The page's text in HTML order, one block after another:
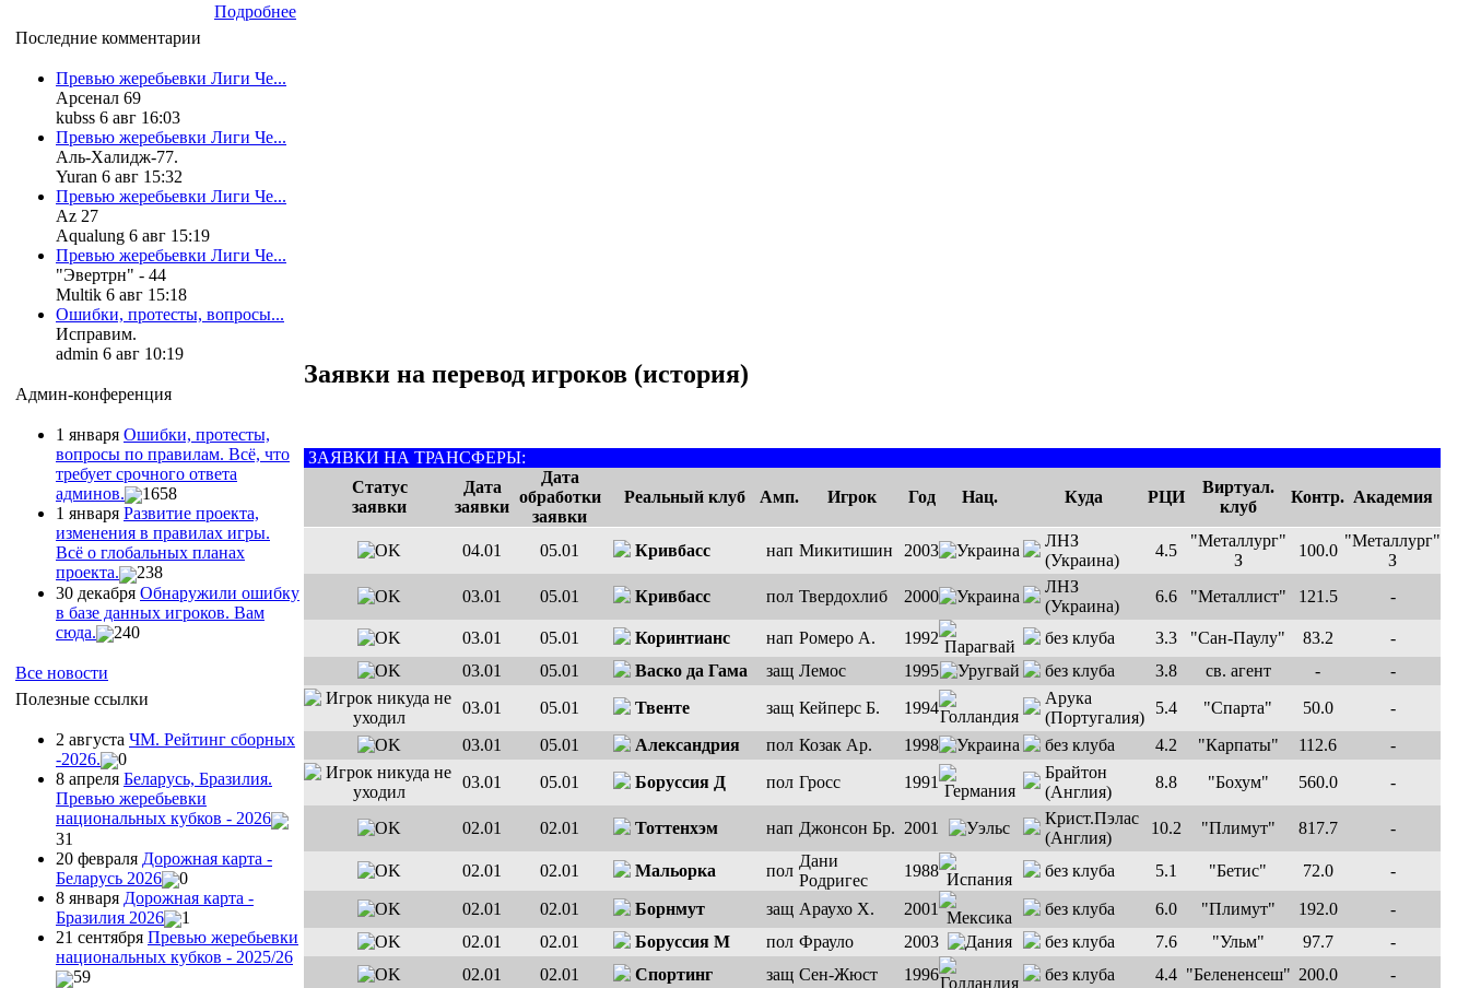
Подробнее
Последние комментарии
Превью жеребьевки Лиги Че...
Арсенал 69
kubss 6 авг 16:03
Превью жеребьевки Лиги Че...
Аль-Халидж-77.
Yuran 6 авг 15:32
Превью жеребьевки Лиги Че...
Az 27
Aqualung 6 авг 15:19
Превью жеребьевки Лиги Че...
"Эвертрн" - 44
Multik 6 авг 15:18
Ошибки, протесты, вопросы...
Исправим.
admin 6 авг 10:19
Админ-конференция
1 января Ошибки, протесты,
вопросы по правилам. Всё, что
требует срочного ответа
админов.
1658
1 января Развитие проекта,
изменения в правилах игры.
Всё о глобальных планах
проекта.
238
30 декабря Обнаружили ошибку
в базе данных игроков. Вам
сюда.
240
Все новости
Полезные ссылки
2 августа ЧМ. Рейтинг сборных
-2026.
0
8 апреля Беларусь, Бразилия.
Превью жеребьевки
национальных кубков - 2026
31
20 февраля Дорожная карта -
Беларусь 2026
0
8 января Дорожная карта -
Бразилия 2026
1
21 сентября Превью жеребьевки
национальных кубков - 2025/26
59
Заявки на перевод игроков (история)
ЗАЯВКИ НА ТРАНСФЕРЫ:
Статус
заявки
Дата
заявки
Дата
обработки
заявки
Реальный клуб Амп. Игрок Год Нац. Куда РЦИ
Виртуал.
клуб
Контр. Академия
04.01 05.01 Кривбасс нап Микитишин 2003
ЛНЗ
(Украина)
4.5
"Металлург"
З
100.0
"Металлург"
З
03.01
05.01 Кривбасс пол Твердохлиб 2000
ЛНЗ
(Украина)
6.6 "Металлист" 121.5 -
03.01 05.01 Коринтианс нап Ромеро А. 1992 без клуба 3.3 "Сан-Паулу" 83.2
-
03.01
05.01 Васко да Гама защ Лемос 1995 без клуба 3.8 св. агент -
-
03.01
05.01 Твенте защ Кейперс Б. 1994
Арука
(Португалия)
5.4 "Спарта" 50.0
-
03.01
05.01 Александрия пол Козак Ар. 1998 без клуба 4.2 "Карпаты" 112.6
-
03.01
05.01 Боруссия Д пол Гросс 1991
Брайтон
(Англия)
8.8 "Бохум" 560.0 -
02.01 02.01 Тоттенхэм нап Джонсон Бр. 2001
Крист.Пэлас
(Англия)
10.2 "Плимут" 817.7 -
02.01 02.01 Мальорка пол
Дани
Родригес
1988 без клуба 5.1 "Бетис" 72.0 -
02.01 02.01 Борнмут защ Араухо Х. 2001 без клуба 6.0 "Плимут" 192.0
-
02.01
02.01 Боруссия М пол Фрауло 2003 без клуба 7.6 "Ульм" 97.7
-
02.01
02.01 Спортинг защ Сен-Жюст 1996 без клуба 4.4 "Белененсеш" 200.0 -